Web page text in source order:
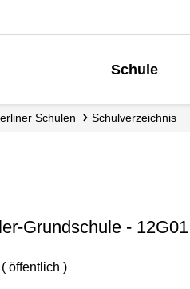
Schule
Berliner Schulen Schul­verzeichnis
Grundschule - 12G01
öffentlich )